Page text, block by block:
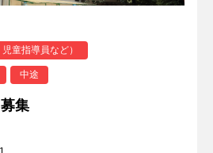
童指導員など）
中途
集